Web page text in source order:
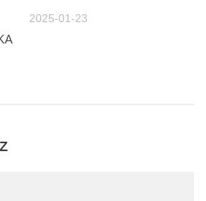
2025-01-23